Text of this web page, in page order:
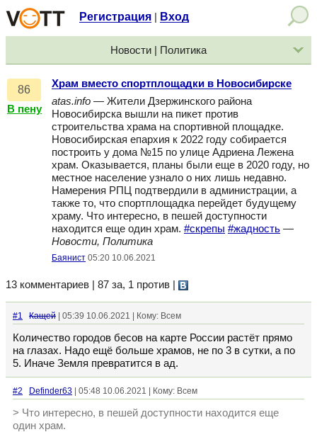
Регистрация Вход
Новости | Политика
86
В пену
Храм вместо спортплощадки в Новосибирске
atas.info — Жители Дзержинского района
Новосибирска вышли на пикет против
строительства храма на спортивной площадке.
Новосибирская епархия к 2022 году собирается
построить у дома №15 по улице Адриена Лежена
храм. Оказывается, планы были еще в 2020 году, но
местное население узнало о них лишь недавно.
Намерения РПЦ подтвердили в администрации, а
также то, что спортплощадка перейдет будущему
храму. Что интересно, в пешей доступности
находится еще один храм. #скрепы #жадность —
Новости, Политика
Баянист 05:20 10.06.2021
13 комментариев | 87 за, 1 против
#1 Кащей | 05:39 10.06.2021 | Кому: Всем
Количество городов бесов на карте России растёт прямо
на глазах. Надо ещё больше храмов, не по 3 в сутки, а по
5. Иначе Земля превратится в ад.
#2 Definder63 | 05:48 10.06.2021 | Кому: Всем
> Что интересно, в пешей доступности находится еще
один храм.